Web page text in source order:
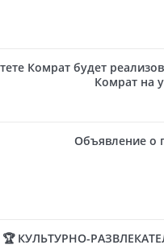
Комрат будет
Комрат на
Объявление о
🏆 КУЛЬТУРНО-